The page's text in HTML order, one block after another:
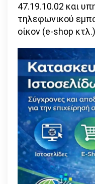
47.19.10.02 και
τηλεφωνικού
οίκον (e-shop κτλ.)